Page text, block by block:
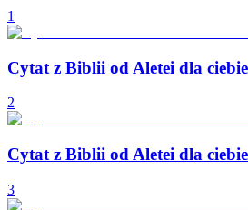
1
Cytat z Biblii od Aletei dla
2
Cytat z Biblii od Aletei dla
3